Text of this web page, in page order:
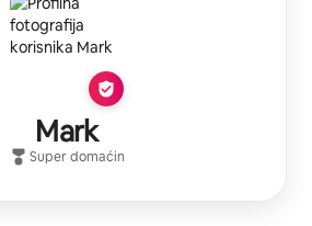
Mark
Super domaćin